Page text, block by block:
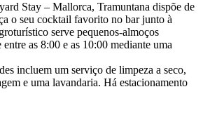
Stay – Mallorca, Tramuntana dispõe de
o seu cocktail favorito no bar junto à
serve pequenos-almoços
as 8:00 e as 10:00 mediante uma
incluem um serviço de limpeza a seco,
e uma lavandaria. Há estacionamento